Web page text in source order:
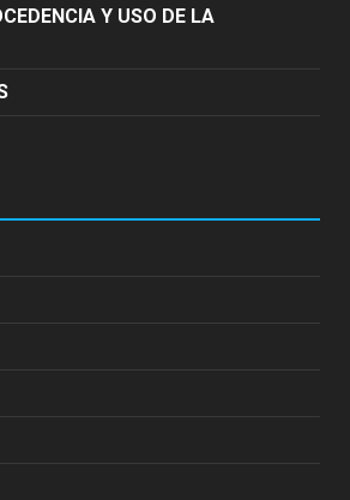
Y USO DE LA